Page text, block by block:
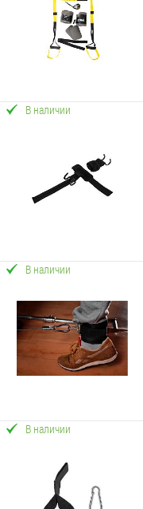
В наличии
В наличии
В наличии